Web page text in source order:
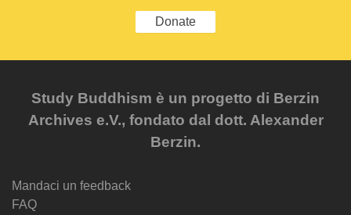
Donate
Study Buddhism è un progetto di Berzin
Archives e.V., fondato dal dott. Alexander
Berzin.
Mandaci un feedback
FAQ